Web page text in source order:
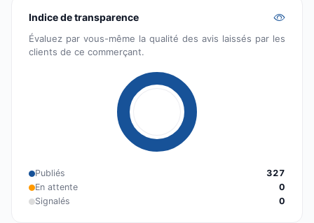
Indice de transparence
Évaluez par vous-même la qualité des avis laissés par les
clients de ce commerçant.
Publiés
327
En attente
0
Signalés
0